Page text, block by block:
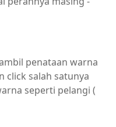
penataan warna
click salah satunya
seperti pelangi (